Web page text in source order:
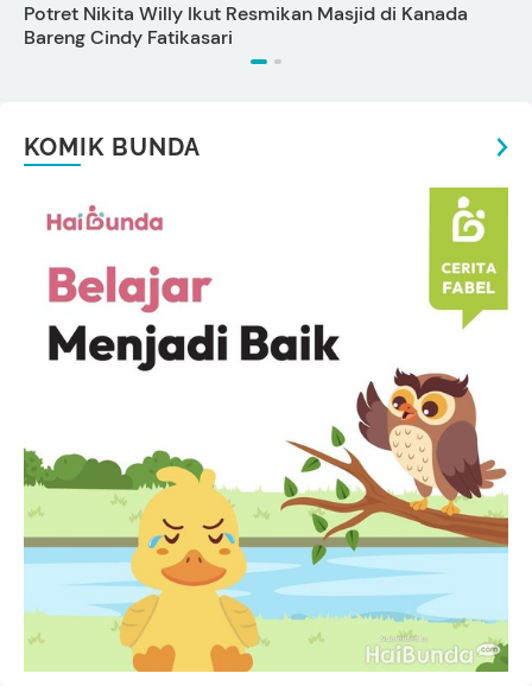
Potret Nikita Willy Ikut Resmikan Masjid di Kanada
Bareng Cindy Fatikasari
KOMIK BUNDA